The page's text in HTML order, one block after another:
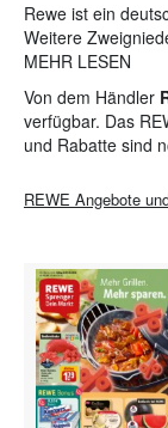
Rewe ist ein
Weitere
Norderstedt,
Märkten ist REWE
Deutschland.
einem führenden
MEHR LESEN
Von dem Händler
verfügbar. Das
und Rabatte sind
REWE Angebote